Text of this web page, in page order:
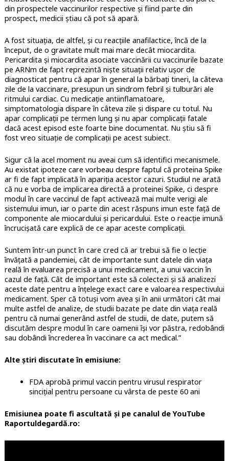
din prospectele vaccinurilor respective și fiind parte din
prospect, medicii știau că pot să apară.
A fost situația, de altfel, și cu reacțiile anafilactice, încă de la
început, de o gravitate mult mai mare decât miocardita.
Pericardita și miocardita asociate vaccinării cu vaccinurile bazate
pe ARNm de fapt reprezintă niște situații relativ ușor de
diagnosticat pentru că apar în general la bărbați tineri, la câteva
zile de la vaccinare, presupun un sindrom febril și tulburări ale
ritmului cardiac. Cu medicație antiinflamatoare,
simptomatologia dispare în câteva zile și dispare cu totul. Nu
apar complicații pe termen lung și nu apar complicații fatale
dacă acest episod este foarte bine documentat. Nu știu să fi
fost vreo situație de complicații pe acest subiect.
Sigur că la acel moment nu aveai cum să identifici mecanismele.
Au existat ipoteze care vorbeau despre faptul că proteina Spike
ar fi de fapt implicată în apariția acestor cazuri. Studiul ne arată
că nu e vorba de implicarea directă a proteinei Spike, ci despre
modul în care vaccinul de fapt activează mai multe verigi ale
sistemului imun, iar o parte din acest răspuns imun este față de
componente ale miocardului și pericardului. Este o reacție imună
încrucișată care explică de ce apar aceste complicații.
Suntem într-un punct în care cred că ar trebui să fie o lecție
învățată a pandemiei, cât de importante sunt datele din viața
reală în evaluarea precisă a unui medicament, a unui vaccin în
cazul de față. Cât de important este să colectezi și să analizezi
aceste date pentru a înțelege exact care e valoarea respectivului
medicament. Sper că totuși vom avea și în anii următori cât mai
multe astfel de analize, de studii bazate pe date din viața reală
pentru că numai generând astfel de studii, de date, putem să
discutăm despre modul în care oamenii își vor păstra, redobândi
sau dobândi încrederea în vaccinare ca act medical.”
Alte știri discutate în emisiune:
FDA aprobă primul vaccin pentru virusul respirator
sincițial pentru persoane cu vârsta de peste 60 ani
Emisiunea poate fi ascultată și pe canalul de YouTube
Raportuldegardă.ro: